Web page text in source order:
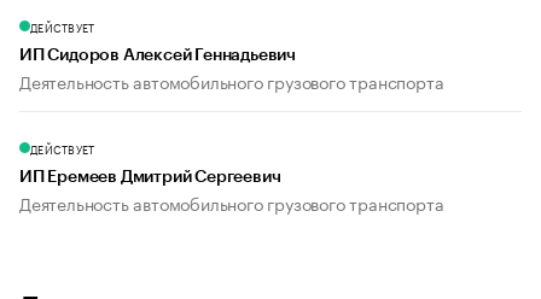
ДЕЙСТВУЕТ
ИП Сидоров Алексей Геннадьевич
Деятельность автомобильного грузового транспорта
ДЕЙСТВУЕТ
ИП Еремеев Дмитрий Сергеевич
Деятельность автомобильного грузового транспорта